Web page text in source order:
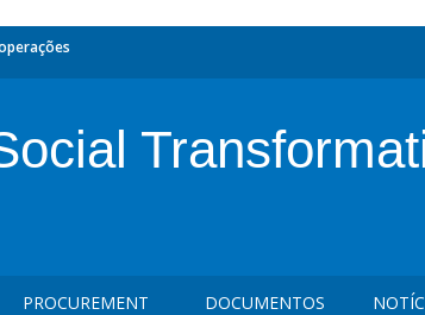
PROCUREMENT DOCUMENTOS